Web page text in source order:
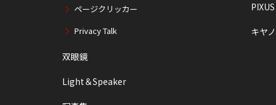
ページクリッカー
Privacy Talk
双眼鏡
Light＆Speaker
キヤ